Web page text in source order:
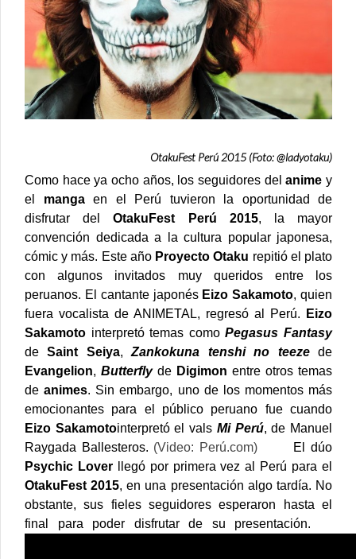
OtakuFest Perú 2015 (Foto: @ladyotaku)
Como hace ya ocho años, los seguidores delanime y
el mangaen el Perú tuvieron la oportunidad de
disfrutar delOtakuFest Perú 2015, la mayor
convención dedicada a la cultura popular japonesa,
cómic y más. Este año Proyecto Otaku repitió el plato
con algunos invitados muy queridos entre los
peruanos. El cantante japonés Eizo Sakamoto, quien
fuera vocalista de ANIMETAL, regresó al Perú.
Eizo
Sakamoto interpretó temas comoPegasus Fantasy
deSaint Seiya,Zankokuna tenshi no teezede
Evangelion, Butterflyde Digimon entre otros temas
deanimes. Sin embargo, uno de los momentos más
emocionantes para el público peruano fue cuando
Eizo Sakamotointerpretó el vals Mi Perú, de Manuel
Raygada Ballesteros. (Video: Perú.com) El dúo
Psychic Loverllegó por primera vez al Perú para el
OtakuFest 2015, en una presentación algo tardía. No
obstante, sus fieles seguidores esperaron hasta el
final para poder disfrutar de su presentación.